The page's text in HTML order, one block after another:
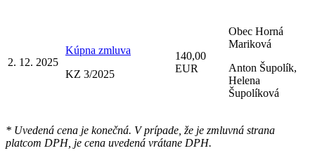
2. 12. 2025
Kúpna zmluva
KZ 3/2025
140,00
EUR
Obec Horná
Mariková
Anton Šupolík,
Helena
Šupolíková
* Uvedená cena je konečná. V prípade, že je zmluvná strana
platcom DPH, je cena uvedená vrátane DPH.